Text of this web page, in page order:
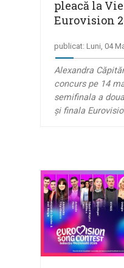
pleacă la
Eurovision
publicat: Luni, 04
Alexandra
concurs pe 14
semifinala a
şi finala